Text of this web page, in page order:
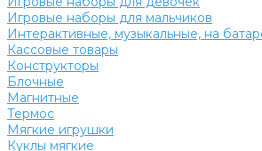
Игровые наборы для мальчиков
Интерактивные, музыкальные, на
Кассовые товары
Конструкторы
Блочные
Магнитные
Термос
Мягкие игрушки
Куклы мягкие